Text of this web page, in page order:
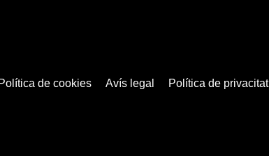
Política de cookies Avís legal Política de privacitat